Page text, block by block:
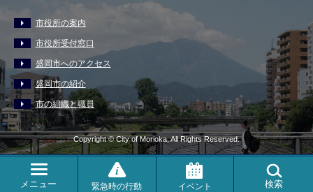
メニュー 緊急時の行動 イベント 検索
市役所の案内
市役所受付窓口
盛岡市へのアクセス
盛岡市の紹介
市の組織と職員
Copyright © City of Morioka, All Rights Reserved.